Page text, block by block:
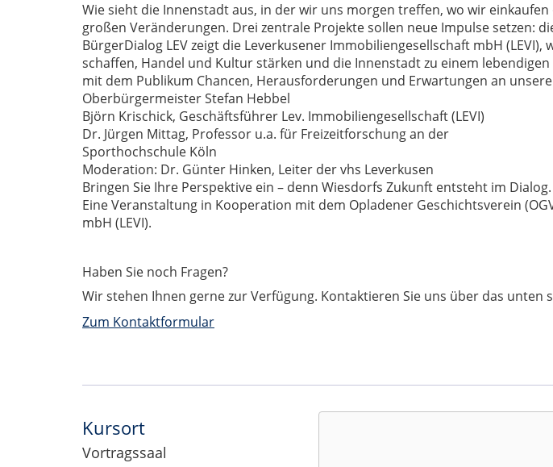
Wie sieht die Innenstadt aus, in der wir uns morgen treffen, wo wir
großen Veränderungen. Drei zentrale Projekte sollen neue Impulse setzen:
BürgerDialog LEV zeigt die Leverkusener Immobiliengesellschaft mbH
schaffen, Handel und Kultur stärken und die Innenstadt zu einem
mit dem Publikum Chancen, Herausforderungen und Erwartungen an
Oberbürgermeister Stefan Hebbel
Björn Krischick, Geschäftsführer Lev. Immobiliengesellschaft (LEVI)
Dr. Jürgen Mittag, Professor u.a. für Freizeitforschung an der
Sporthochschule Köln
Moderation: Dr. Günter Hinken, Leiter der vhs Leverkusen
Bringen Sie Ihre Perspektive ein – denn Wiesdorfs Zukunft entsteht im Dialog.
Eine Veranstaltung in Kooperation mit dem Opladener Geschichtsverein
mbH (LEVI).
Haben Sie noch Fragen?
Wir stehen Ihnen gerne zur Verfügung. Kontaktieren Sie uns über das unten
Zum Kontaktformular
Kursort
Vortragssaal